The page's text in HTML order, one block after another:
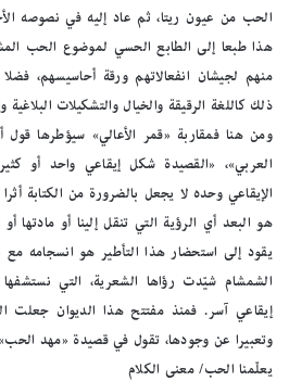
الحب من عيون ريتا، ثم عاد إليه في نصوصه
هذا طبعا إلى الطابع الحسي لموضوع الحب
منهم لجيشان انفعالاتهم ورقة أحاسيسهم،
ذلك كاللغة الرقيقة والخيال والتشكيلات البلاغية
ومن هنا فمقاربة «قمر الأعالي» سيؤطرها
العربي»، «القصيدة شكل إيقاعي واحد أو
الإيقاعي وحده لا يجعل بالضرورة من الكتابة
هو البعد أي الرؤية التي تنقل إلينا أو مادتها
يقود إلى استحضار هذا التأطير هو انسجامه مع
الشمشام شيّدت رؤاها الشعرية، التي
إيقاعي آسر. فمنذ مفتتح هذا الديوان جعلت
وتعبيرا عن وجودها، تقول في قصيدة «مهد
يعلّمنا الحب/ معنى الكلام